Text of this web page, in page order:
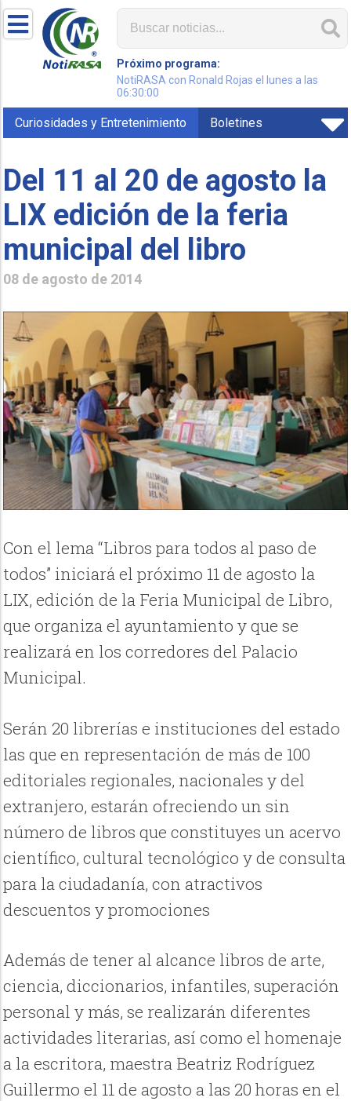
Próximo programa:
NotiRASA con Ronald Rojas el lunes a las
06:30:00
Curiosidades y Entretenimiento Boletines
Del 11 al 20 de agosto la
LIX edición de la feria
municipal del libro
08 de agosto de 2014
Con el lema “Libros para todos al paso de
todos” iniciará el próximo 11 de agosto la
LIX, edición de la Feria Municipal de Libro,
que organiza el ayuntamiento y que se
realizará en los corredores del Palacio
Municipal.
Serán 20 librerías e instituciones del estado
las que en representación de más de 100
editoriales regionales, nacionales y del
extranjero, estarán ofreciendo un sin
número de libros que constituyes un acervo
científico, cultural tecnológico y de consulta
para la ciudadanía, con atractivos
descuentos y promociones
Además de tener al alcance libros de arte,
ciencia, diccionarios, infantiles, superación
personal y más, se realizarán diferentes
actividades literarias, así como el homenaje
a la escritora, maestra Beatriz Rodríguez
Guillermo el 11 de agosto a las 20 horas en el